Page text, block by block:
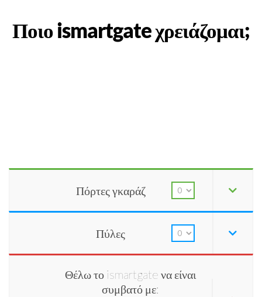
Ποιο ismartgate χρειάζομαι;
Πόρτες γκαράζ
Πύλες
Θέλω το ismartgate να είναι
συμβατό με: